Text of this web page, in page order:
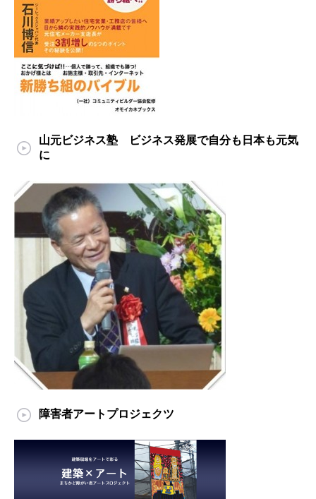
山元ビジネス塾 ビジネス発展で自分も日本も元気
に
障害者アートプロジェクツ